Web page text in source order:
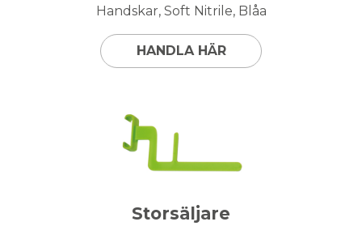
Handskar, Soft Nitrile, Blåa
HANDLA HÄR
Storsäljare